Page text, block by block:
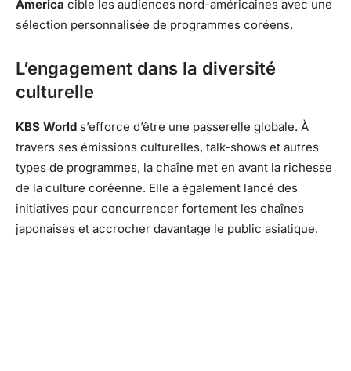
America cible les audiences nord-américaines avec une
sélection personnalisée de programmes coréens.
L’engagement dans la diversité
culturelle
KBS World s’efforce d’être une passerelle globale. À
travers ses émissions culturelles, talk-shows et autres
types de programmes, la chaîne met en avant la richesse
de la culture coréenne. Elle a également lancé des
initiatives pour concurrencer fortement les chaînes
japonaises et accrocher davantage le public asiatique.